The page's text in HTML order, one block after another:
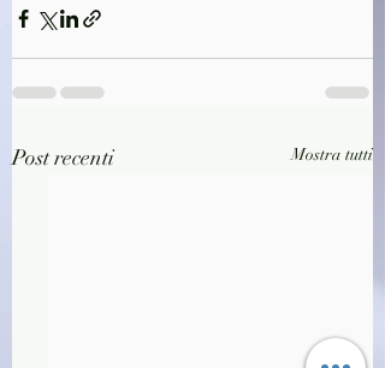
Post recenti Mostra tutti